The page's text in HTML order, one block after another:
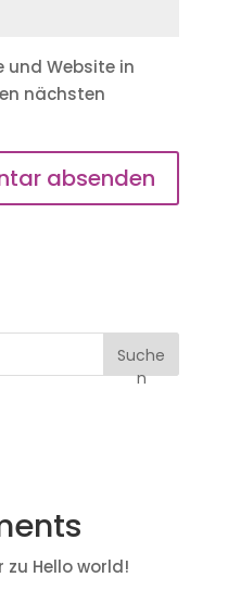
und Website in
nächsten
Suche
n
zu Hello world!